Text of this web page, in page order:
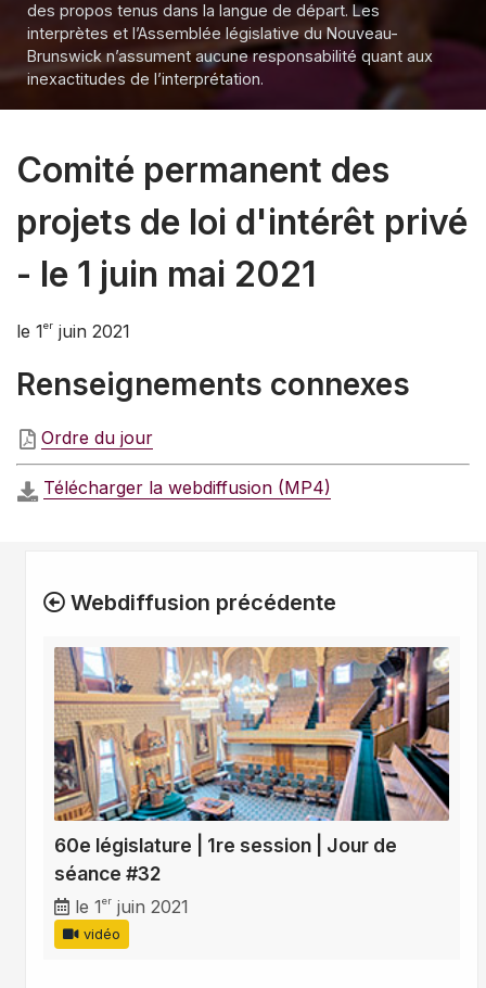
des propos tenus dans la langue de départ. Les
interprètes et l’Assemblée législative du Nouveau-
Brunswick n’assument aucune responsabilité quant aux
inexactitudes de l’interprétation.
Comité permanent des
projets de loi d'intérêt privé
- le 1 juin mai 2021
le 1er juin 2021
Renseignements connexes
Ordre du jour
Télécharger la webdiffusion (MP4)
Webdiffusion précédente
60e législature | 1re session | Jour de
séance #32
le 1er juin 2021
vidéo